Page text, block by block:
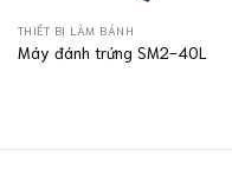
THIẾT BỊ LÀM BÁNH
Máy đánh trứng SM2-40L